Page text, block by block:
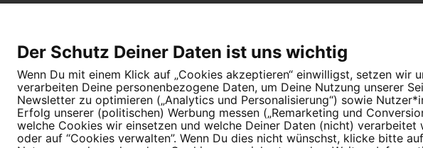
Der Schutz Deiner Daten ist uns wichtig
Wenn Du mit einem Klick auf „Cookies akzeptieren“ einwilligst, setzen
verarbeiten Deine personenbezogene Daten, um Deine Nutzung unserer
Newsletter zu optimieren („Analytics und Personalisierung“) sowie
Erfolg unserer (politischen) Werbung messen („Remarketing und
welche Cookies wir einsetzen und welche Deiner Daten (nicht)
oder auf “Cookies verwalten”. Wenn Du dies nicht wünschst, klicke bitte